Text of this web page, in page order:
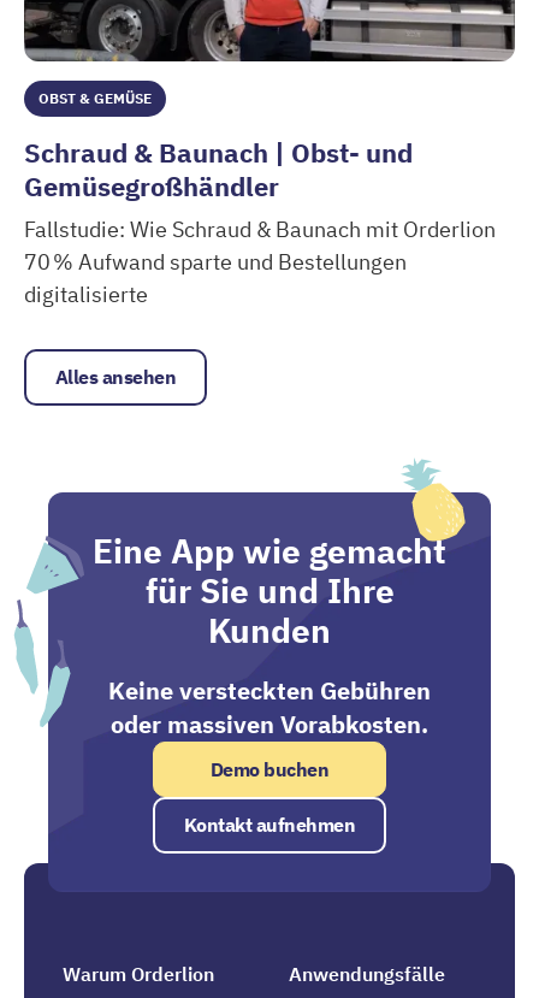
OBST & GEMÜSE
Schraud & Baunach | Obst- und
Gemüsegroßhändler
Fallstudie: Wie Schraud & Baunach mit Orderlion
70 % Aufwand sparte und Bestellungen
digitalisierte
Alles ansehen
Eine App wie gemacht
für Sie und Ihre
Kunden
Keine versteckten Gebühren
oder massiven Vorabkosten.
Demo buchen
Kontakt aufnehmen
Warum Orderlion Anwendungsfälle